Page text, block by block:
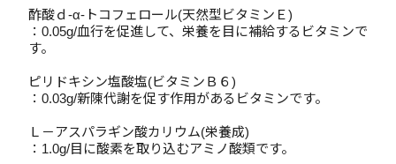
酢酸ｄ-α-トコフェロール(天然型ビタミンＥ)
：0.05g/血行を促進して、栄養を目に補給するビタミンで
す。
ピリドキシン塩酸塩(ビタミンＢ６)
：0.03g/新陳代謝を促す作用があるビタミンです。
Ｌ－アスパラギン酸カリウム(栄養成)
：1.0g/目に酸素を取り込むアミノ酸類です。